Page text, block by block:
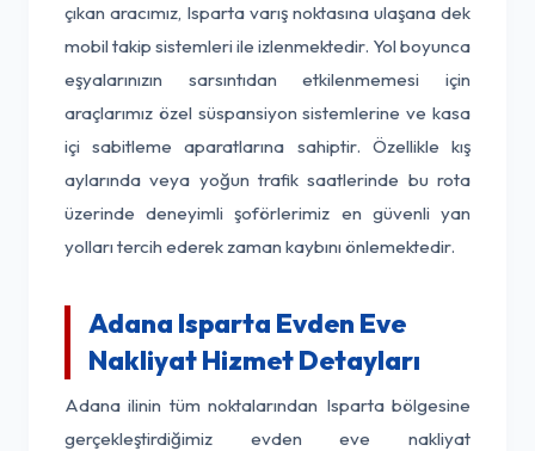
çıkan aracımız, Isparta varış noktasına ulaşana dek
mobil takip sistemleri ile izlenmektedir. Yol boyunca
eşyalarınızın sarsıntıdan etkilenmemesi için
araçlarımız özel süspansiyon sistemlerine ve kasa
içi sabitleme aparatlarına sahiptir. Özellikle kış
aylarında veya yoğun trafik saatlerinde bu rota
üzerinde deneyimli şoförlerimiz en güvenli yan
yolları tercih ederek zaman kaybını önlemektedir.
Adana Isparta Evden Eve
Nakliyat Hizmet Detayları
Adana ilinin tüm noktalarından Isparta bölgesine
gerçekleştirdiğimiz evden eve nakliyat